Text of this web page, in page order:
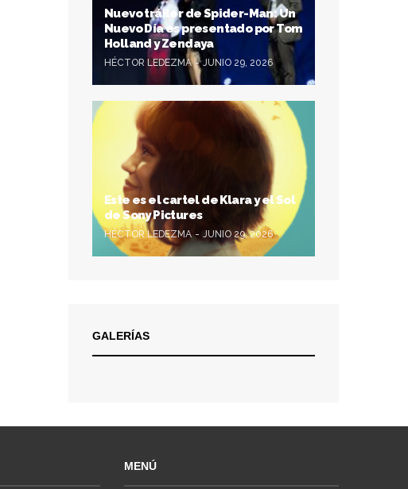
Nuevo tráiler de Spider-Man: Un
Nuevo Día es presentado por Tom
Holland y Zendaya
HÉCTOR LEDEZMA JUNIO 29, 2026
Este es el cartel de Klara y el Sol
de Sony Pictures
HÉCTOR LEDEZMA JUNIO 29, 2026
GALERÍAS
MENÚ